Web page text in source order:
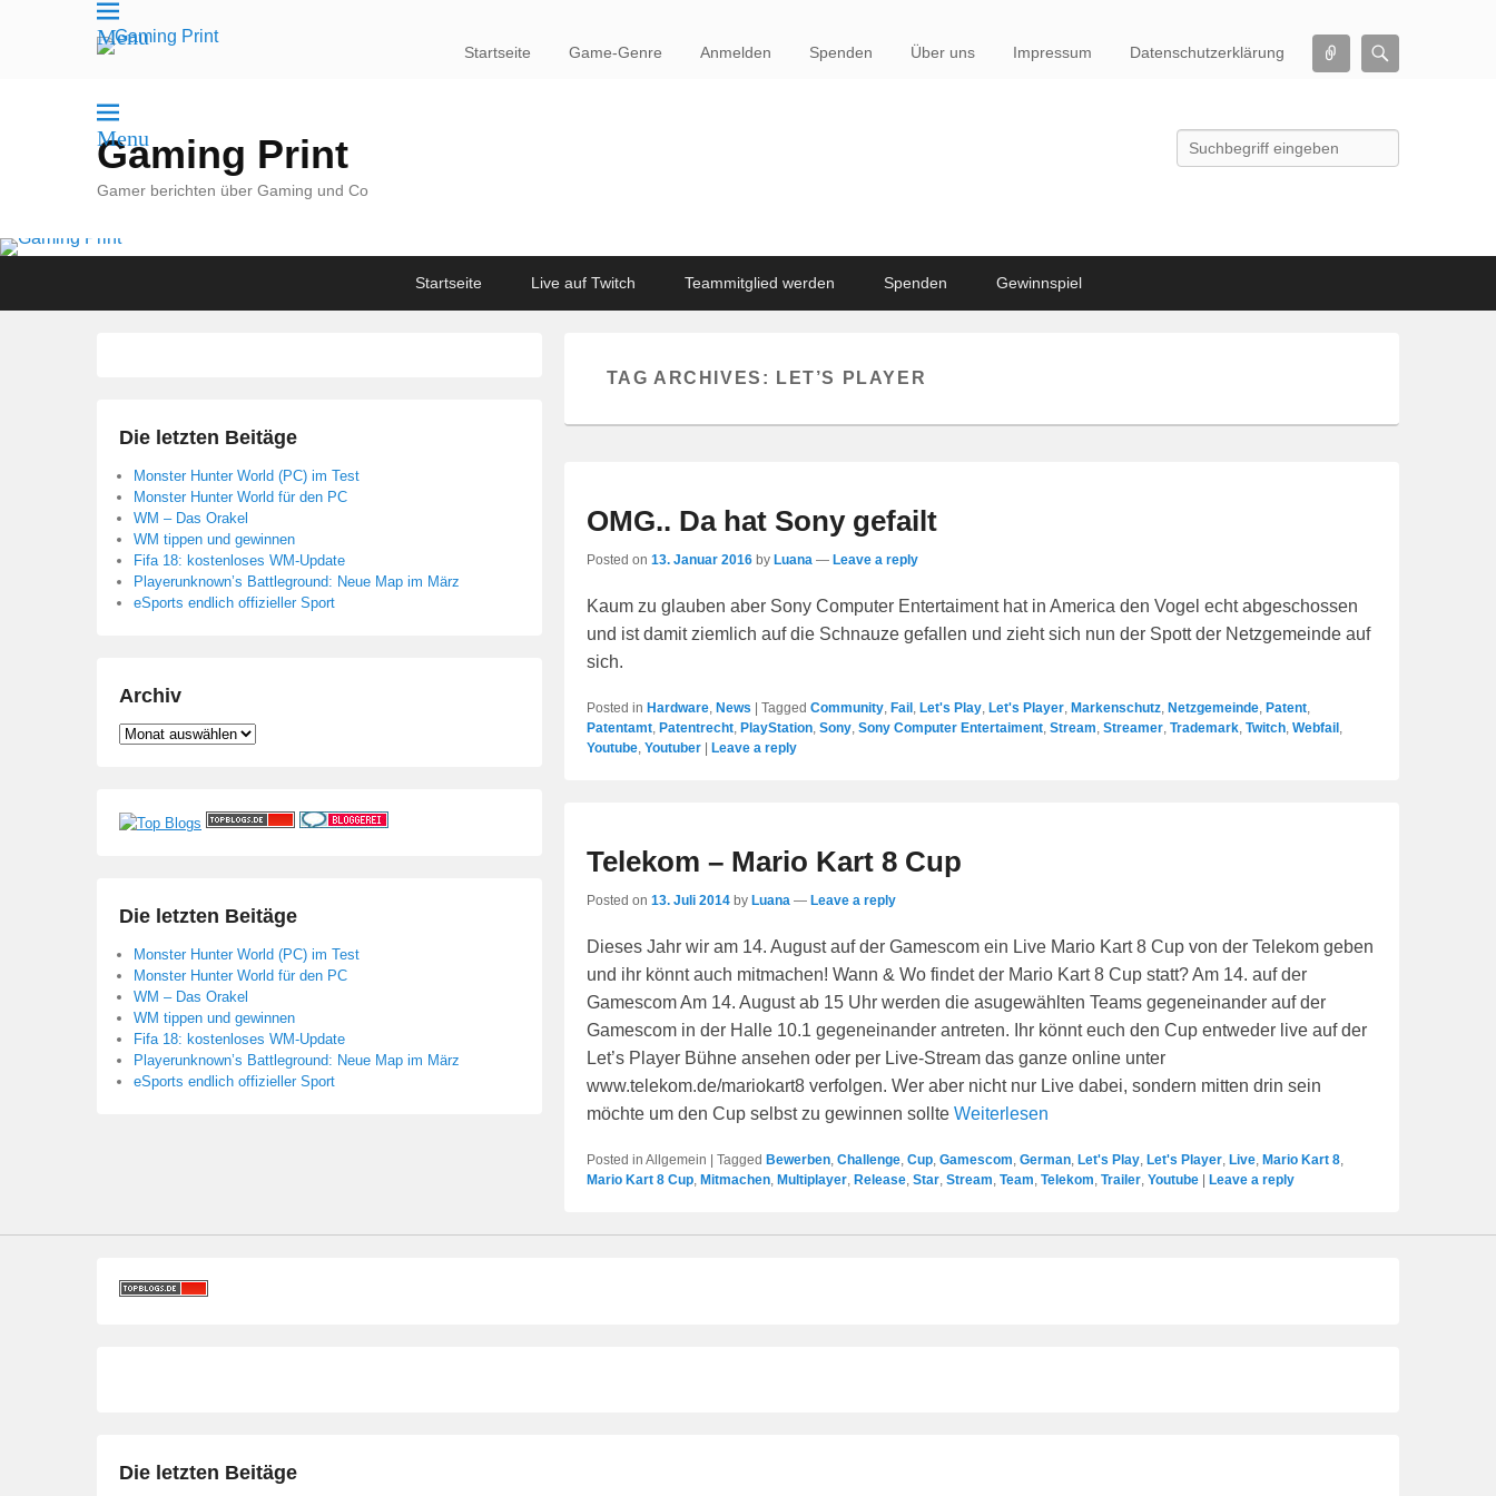
Menu
Connect
Startseite Game-Genre Anmelden Spenden Über uns Impressum Datenschutzerklärung
Menu
Gaming Print
Gamer berichten über Gaming und Co
Search
Startseite Live auf Twitch Teammitglied werden Spenden Gewinnspiel
TAG ARCHIVES: LET’S PLAYER
OMG.. Da hat Sony gefailt
Posted on 13. Januar 2016 by Luana — Leave a reply
Kaum zu glauben aber Sony Computer Entertaiment hat in America den Vogel echt abgeschossen
und ist damit ziemlich auf die Schnauze gefallen und zieht sich nun der Spott der Netzgemeinde auf
sich.
Posted in Hardware News | Tagged Community Fail Let's Play Let's Player Markenschutz Netzgemeinde Patent
Patentamt Patentrecht PlayStation Sony Sony Computer Entertaiment Stream Streamer Trademark Twitch Webfail
Youtube Youtuber | Leave a reply
Telekom – Mario Kart 8 Cup
Posted on 13. Juli 2014 by Luana — Leave a reply
Dieses Jahr wir am 14. August auf der Gamescom ein Live Mario Kart 8 Cup von der Telekom geben
und ihr könnt auch mitmachen! Wann & Wo findet der Mario Kart 8 Cup statt? Am 14. auf der
Gamescom Am 14. August ab 15 Uhr werden die asugewählten Teams gegeneinander auf der
Gamescom in der Halle 10.1 gegeneinander antreten. Ihr könnt euch den Cup entweder live auf der
Let’s Player Bühne ansehen oder per Live-Stream das ganze online unter
www.telekom.de/mariokart8 verfolgen. Wer aber nicht nur Live dabei, sondern mitten drin sein
möchte um den Cup selbst zu gewinnen sollte Weiterlesen
Posted in Allgemein | Tagged Bewerben Challenge Cup Gamescom German Let's Play Let's Player Live Mario Kart 8
Mario Kart 8 Cup Mitmachen Multiplayer Release Star Stream Team Telekom Trailer Youtube | Leave a reply
Die letzten Beitäge
Monster Hunter World (PC) im Test
Monster Hunter World für den PC
WM – Das Orakel
WM tippen und gewinnen
Fifa 18: kostenloses WM-Update
Playerunknown’s Battleground: Neue Map im März
eSports endlich offizieller Sport
Archiv
Archiv
Die letzten Beitäge
Monster Hunter World (PC) im Test
Monster Hunter World für den PC
WM – Das Orakel
WM tippen und gewinnen
Fifa 18: kostenloses WM-Update
Playerunknown’s Battleground: Neue Map im März
eSports endlich offizieller Sport
Die letzten Beitäge